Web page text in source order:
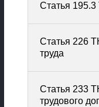
Статья
Статья 226
труда
Статья 233
трудового